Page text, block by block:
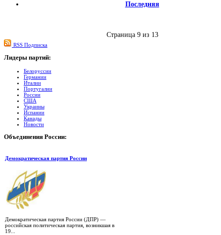
Последняя
Страница 9 из 13
RSS Подписка
Лидеры партий:
Белоруссии
Германии
Италии
Португалии
России
США
Украины
Испании
Канады
Новости
Объединения России:
Демократическая партия России
Демократическая партия России (ДПР) —
российская политическая партия, возникшая в
19...